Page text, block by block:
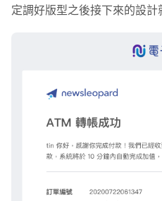
定調好版型之後接下來的設計